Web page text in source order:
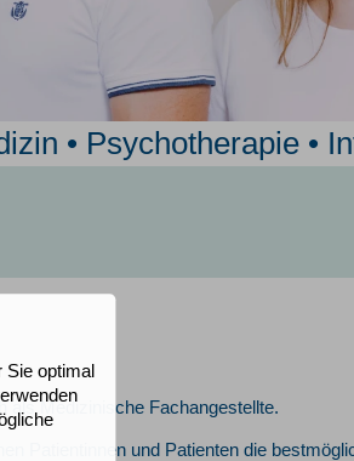
• Psychotherapie •
als Medizinische Fachangestellte.
Patientinnen und Patienten die
optimal